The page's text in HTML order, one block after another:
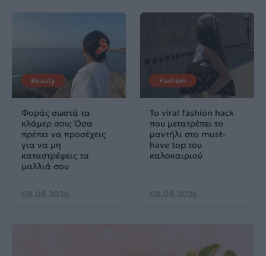
Beauty
Φοράς σωστά τα
κλάμερ σου; Όσα
πρέπει να προσέχεις
για να μη
καταστρέφεις τα
μαλλιά σου
08.08.2026
Fashion
Το viral fashion hack
που μετατρέπει το
μαντήλι στο must-
have top του
καλοκαιριού
08.08.2026